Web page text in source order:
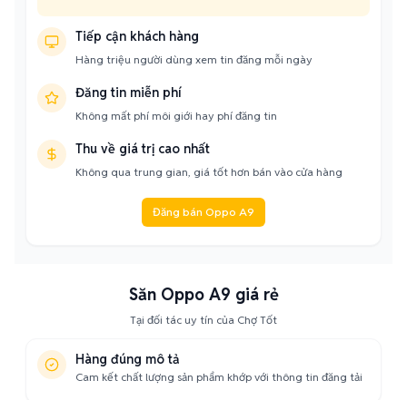
Tiếp cận khách hàng
Hàng triệu người dùng xem tin đăng mỗi ngày
Đăng tin miễn phí
Không mất phí môi giới hay phí đăng tin
Thu về giá trị cao nhất
Không qua trung gian, giá tốt hơn bán vào cửa hàng
Đăng bán Oppo A9
Săn Oppo A9 giá rẻ
Tại đối tác uy tín của Chợ Tốt
Hàng đúng mô tả
Cam kết chất lượng sản phẩm khớp với thông tin đăng tải